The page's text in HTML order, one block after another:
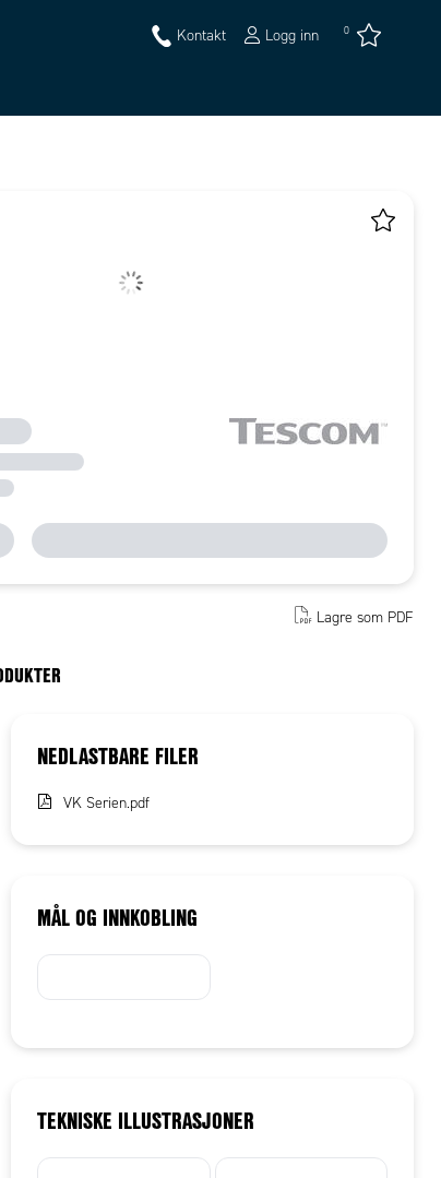
Kontakt Logg inn 0
Lagre som PDF
NEDLASTBARE FILER
VK Serien.pdf
MÅL OG INNKOBLING
TEKNISKE ILLUSTRASJONER